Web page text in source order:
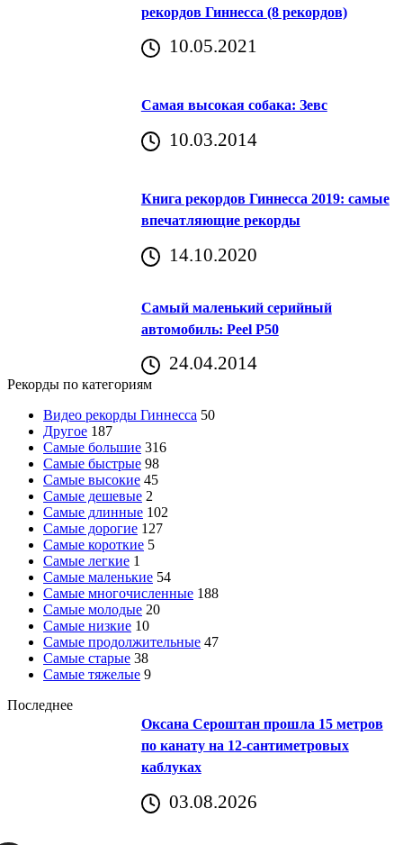
рекордов Гиннесса (8 рекордов)
10.05.2021
Самая высокая собака: Зевс
10.03.2014
Книга рекордов Гиннесса 2019: самые
впечатляющие рекорды
14.10.2020
Самый маленький серийный
автомобиль: Peel P50
24.04.2014
Рекорды по категориям
Видео рекорды Гиннесса 50
Другое 187
Самые большие 316
Самые быстрые 98
Самые высокие 45
Самые дешевые 2
Самые длинные 102
Самые дорогие 127
Самые короткие 5
Самые легкие 1
Самые маленькие 54
Самые многочисленные 188
Самые молодые 20
Самые низкие 10
Самые продолжительные 47
Самые старые 38
Самые тяжелые 9
Последнее
Оксана Сероштан прошла 15 метров
по канату на 12-сантиметровых
каблуках
03.08.2026